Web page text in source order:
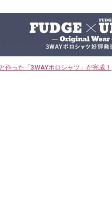
作った「3WAYポロシャツ」が完成！